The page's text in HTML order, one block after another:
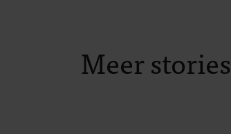
Meer stories